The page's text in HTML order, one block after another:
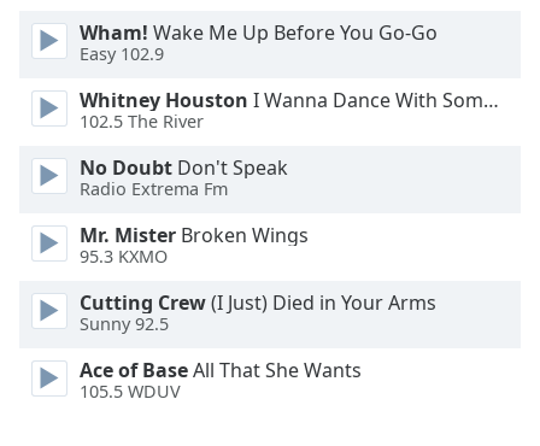
Text
Color
Opacity
Text
Color
Opacity
Caption
Wham! Wake Me Up Before You Go-Go
Easy 102.9
Whitney Houston I Wanna Dance With Somebody
102.5 The River
No Doubt Don't Speak
Radio Extrema Fm
Mr. Mister Broken Wings
95.3 KXMO
Cutting Crew(I Just) Died in Your Arms
Sunny 92.5
Ace of BaseAll That She Wants
105.5 WDUV